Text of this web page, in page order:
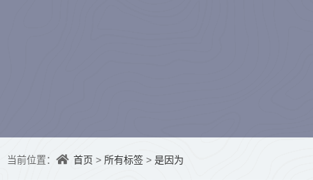
当前位置： 首页 > 所有标签 > 是因为